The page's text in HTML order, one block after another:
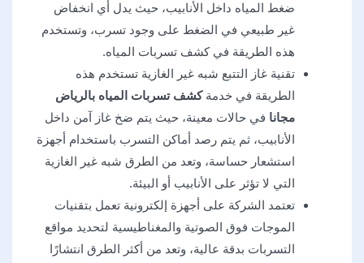
ضغط المياه داخل الأنابيب، حيث يدل أي انخفاض
غير طبيعي في الضغط على وجود تسرب، وتستخدم
هذه الطريقة في كشف تسربات المياه.
تقنية غاز التتبع شبه غير الغازية تستخدم هذه
الطريقة في خدمةكشف تسربات المياه بالرياض
مجانا في حالات معينة، حيث يتم ضخ غاز آمن داخل
الأنابيب، ثم يتم رصد أماكن التسرب باستخدام أجهزة
استشعار حساسة، وتعد من الطرق شبه غير الغازية
التي لا تؤثر على الأنابيب أو البيئة.
تعتمد الشركة على أجهزة إلكترونية تعمل بتقنيات
الموجات فوق الصوتية والمغناطيسية لتحديد مواقع
التسربات بدقة عالية، وتعد من أكثر الطرق انتشارًا